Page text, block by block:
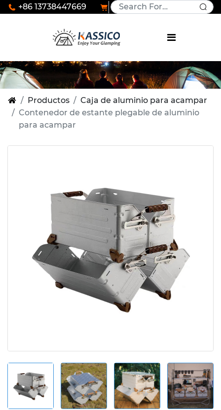
+86 13738447669
Productos
Caja de aluminio para acampar
Contenedor de estante plegable de aluminio
para acampar